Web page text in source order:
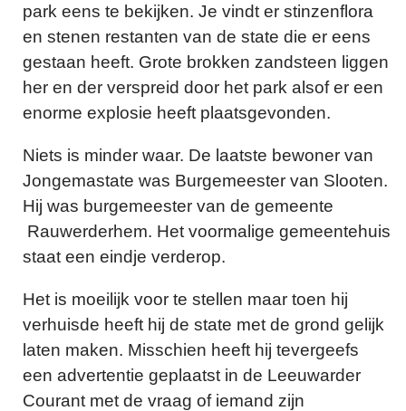
park eens te bekijken. Je vindt er stinzenflora
en stenen restanten van de state die er eens
gestaan heeft. Grote brokken zandsteen liggen
her en der verspreid door het park alsof er een
enorme explosie heeft plaatsgevonden.
Niets is minder waar. De laatste bewoner van
Jongemastate was Burgemeester van Slooten.
Hij was burgemeester van de gemeente
Rauwerderhem. Het voormalige gemeentehuis
staat een eindje verderop.
Het is moeilijk voor te stellen maar toen hij
verhuisde heeft hij de state met de grond gelijk
laten maken. Misschien heeft hij tevergeefs
een advertentie geplaatst in de Leeuwarder
Courant met de vraag of iemand zijn